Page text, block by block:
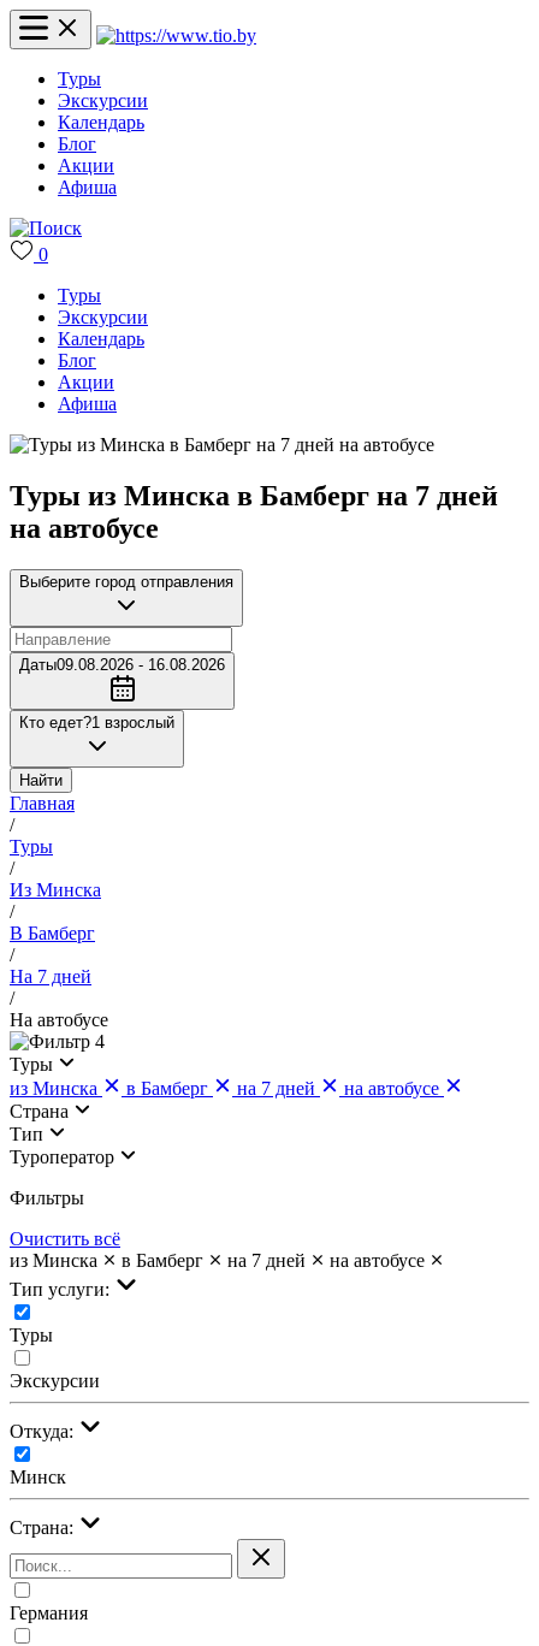
Туры
Экскурсии
Календарь
Блог
Акции
Афиша
0
Туры
Экскурсии
Календарь
Блог
Акции
Афиша
Туры из Минска в Бамберг на 7 дней
на автобусе
Выберите город отправления
Даты09.08.2026 - 16.08.2026
Кто едет?1 взрослый
Найти
Главная
/
Туры
/
Из Минска
/
В Бамберг
/
На 7 дней
/
На автобусе
4
Туры
из Минска
в Бамберг на 7 дней
на автобусе
Страна
Тип
Туроператор
Фильтры
Очистить всё
из Минска
в Бамберг на 7 дней
на автобусе
Тип услуги:
Туры
Экскурсии
Откуда:
Минск
Страна:
Германия